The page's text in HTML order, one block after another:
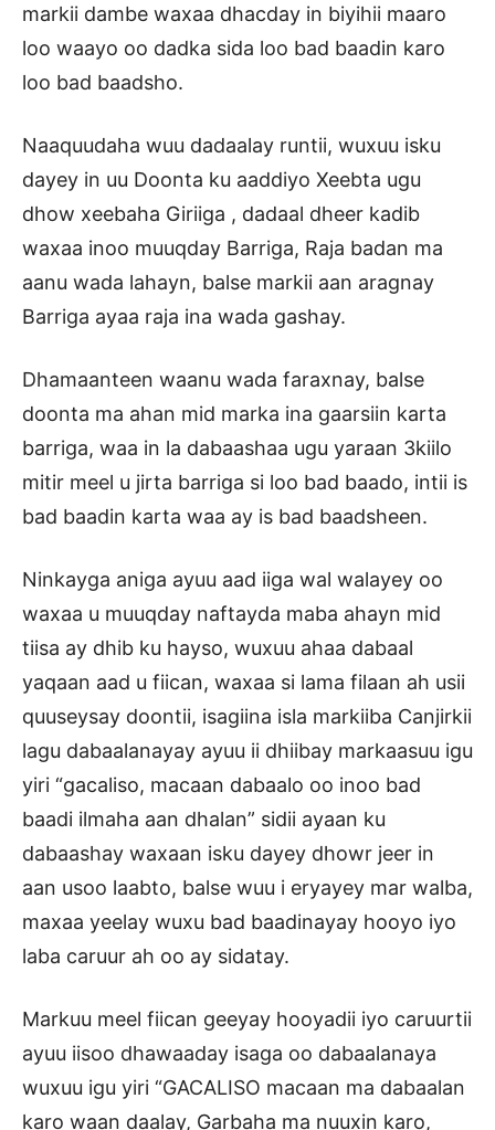
markii dambe waxaa dhacday in biyihii maaro
loo waayo oo dadka sida loo bad baadin karo
loo bad baadsho.
Naaquudaha wuu dadaalay runtii, wuxuu isku
dayey in uu Doonta ku aaddiyo Xeebta ugu
dhow xeebaha Giriiga , dadaal dheer kadib
waxaa inoo muuqday Barriga, Raja badan ma
aanu wada lahayn, balse markii aan aragnay
Barriga ayaa raja ina wada gashay.
Dhamaanteen waanu wada faraxnay, balse
doonta ma ahan mid marka ina gaarsiin karta
barriga, waa in la dabaashaa ugu yaraan 3kiilo
mitir meel u jirta barriga si loo bad baado, intii is
bad baadin karta waa ay is bad baadsheen.
Ninkayga aniga ayuu aad iiga wal walayey oo
waxaa u muuqday naftayda maba ahayn mid
tiisa ay dhib ku hayso, wuxuu ahaa dabaal
yaqaan aad u fiican, waxaa si lama filaan ah usii
quuseysay doontii, isagiina isla markiiba Canjirkii
lagu dabaalanayay ayuu ii dhiibay markaasuu igu
yiri “gacaliso, macaan dabaalo oo inoo bad
baadi ilmaha aan dhalan” sidii ayaan ku
dabaashay waxaan isku dayey dhowr jeer in
aan usoo laabto, balse wuu i eryayey mar walba,
maxaa yeelay wuxu bad baadinayay hooyo iyo
laba caruur ah oo ay sidatay.
Markuu meel fiican geeyay hooyadii iyo caruurtii
ayuu iisoo dhawaaday isaga oo dabaalanaya
wuxuu igu yiri “GACALISO macaan ma dabaalan
karo waan daalay, Garbaha ma nuuxin karo,